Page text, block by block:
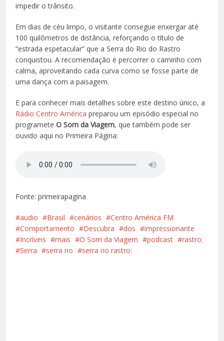
impedir o trânsito.
Em dias de céu limpo, o visitante consegue enxergar até
100 quilômetros de distância, reforçando o título de
“estrada espetacular” que a Serra do Rio do Rastro
conquistou. A recomendação é percorrer o caminho com
calma, aproveitando cada curva como se fosse parte de
uma dança com a paisagem.
E para conhecer mais detalhes sobre este destino único, a
Rádio Centro América preparou um episódio especial no
programeteO Som da Viagem, que também pode ser
ouvido aqui no Primeira Página:
Fonte: primeirapagina
audio Brasil cenários
Centro América FM
Comportamento
Descubra dos
impressionante
Incríveis
mais O Som da Viagem podcast
rastro:
Serra
serra rio serra rio rastro: